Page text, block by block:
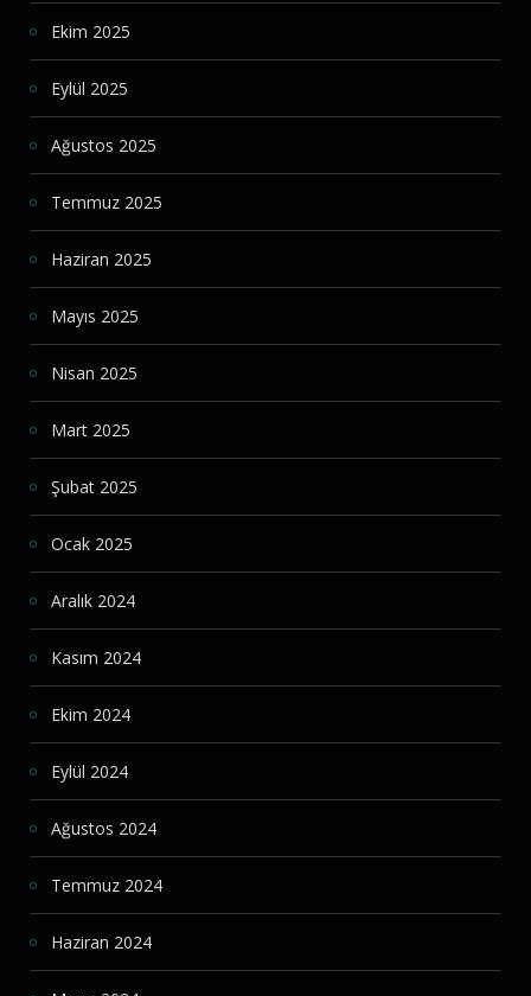
Ekim 2025
Eylül 2025
Ağustos 2025
Temmuz 2025
Haziran 2025
Mayıs 2025
Nisan 2025
Mart 2025
Şubat 2025
Ocak 2025
Aralık 2024
Kasım 2024
Ekim 2024
Eylül 2024
Ağustos 2024
Temmuz 2024
Haziran 2024